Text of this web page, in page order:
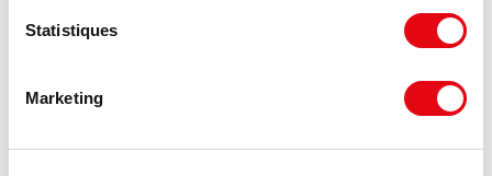
Statistiques
Marketing
373 m²